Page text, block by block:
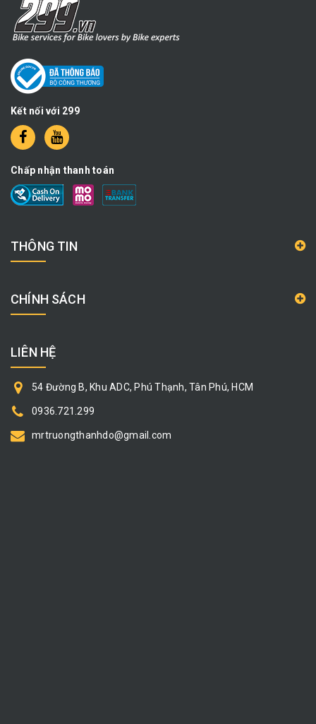
Kết nối với 299
Chấp nhận thanh toán
THÔNG TIN
CHÍNH SÁCH
LIÊN HỆ
54 Đường B, Khu ADC, Phú Thạnh, Tân Phú, HCM
0936.721.299
mrtruongthanhdo@gmail.com